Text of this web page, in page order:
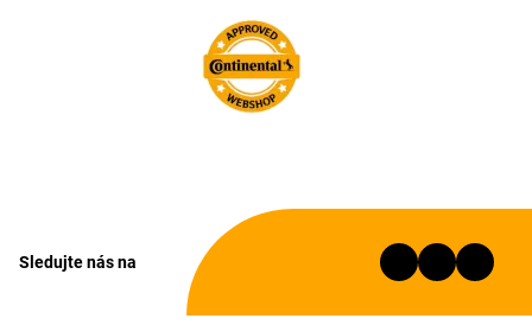
Sledujte nás na